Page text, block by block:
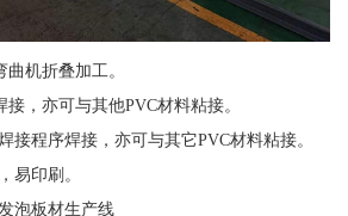
机折叠加工。
，亦可与其他PVC材料粘接。
接程序焊接，亦可与其它PVC材料粘接。
易印刷。
泡板材生产线